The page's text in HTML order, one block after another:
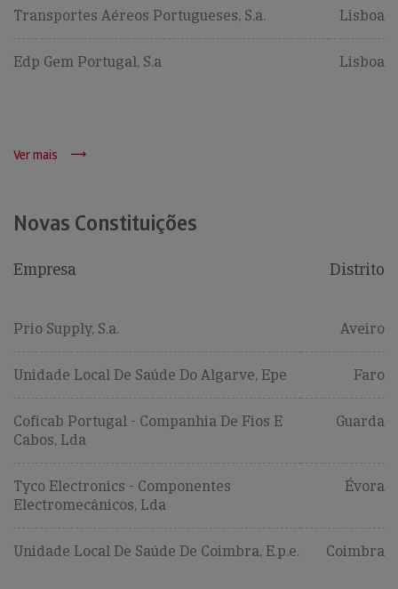
Transportes Aéreos Portugueses, S.a. Lisboa
Edp Gem Portugal, S.a Lisboa
Ver mais
Novas Constituições
Empresa Distrito
Prio Supply, S.a. Aveiro
Unidade Local De Saúde Do Algarve, Epe Faro
Coficab Portugal - Companhia De Fios E
Cabos, Lda
Guarda
Tyco Electronics - Componentes
Electromecânicos, Lda
Évora
Unidade Local De Saúde De Coimbra, E.p.e. Coimbra